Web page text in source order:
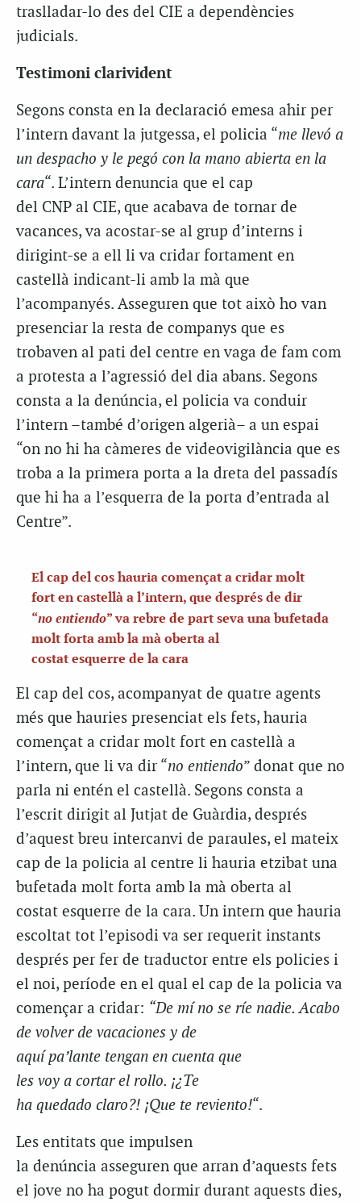
traslladar-lo des del CIE a dependències
judicials.
Testimoni clarivident
Segons consta en la declaració emesa ahir per
l’intern davant la jutgessa, el policia “me llevó a
un despacho y le pegó con la mano abierta en la
cara“. L’intern denuncia que el cap
del CNP al CIE, que acabava de tornar de
vacances, va acostar-se al grup d’interns i
dirigint-se a ell li va cridar fortament en
castellà indicant-li amb la mà que
l’acompanyés. Asseguren que tot això ho van
presenciar la resta de companys que es
trobaven al pati del centre en vaga de fam com
a protesta a l’agressió del dia abans. Segons
consta a la denúncia, el policia va conduir
l’intern –també d’origen algerià– a un espai
“on no hi ha càmeres de videovigilància que es
troba a la primera porta a la dreta del passadís
que hi ha a l’esquerra de la porta d’entrada al
Centre”.
El cap del cos hauria començat a cridar molt
fort en castellà a l’intern, que després de dir
“no entiendo” va rebre de part seva una bufetada
molt forta amb la mà oberta al
costat esquerre de la cara
El cap del cos, acompanyat de quatre agents
més que hauries presenciat els fets, hauria
començat a cridar molt fort en castellà a
l’intern, que li va dir “no entiendo” donat que no
parla ni entén el castellà. Segons consta a
l’escrit dirigit al Jutjat de Guàrdia, després
d’aquest breu intercanvi de paraules, el mateix
cap de la policia al centre li hauria etzibat una
bufetada molt forta amb la mà oberta al
costat esquerre de la cara. Un intern que hauria
escoltat tot l’episodi va ser requerit instants
després per fer de traductor entre els policies i
el noi, període en el qual el cap de la policia va
començar a cridar: “De mí no se ríe nadie. Acabo
de volver de vacaciones y de
aquí pa’lante tengan en cuenta que
les voy a cortar el rollo. ¡¿Te
ha quedado claro?! ¡Que te reviento!“.
Les entitats que impulsen
la denúncia asseguren que arran d’aquests fets
el jove no ha pogut dormir durant aquests dies,